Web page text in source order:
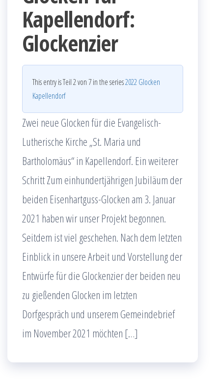
Kapellendorf:
Glockenzier
This entry is Teil 2 von 7 in the series2022 Glocken
Kapellendorf
Zwei neue Glocken für die Evangelisch-
Lutherische Kirche „St. Maria und
Bartholomäus“ in Kapellendorf. Ein weiterer
Schritt Zum einhundertjährigen Jubiläum der
beiden Eisenhartguss-Glocken am 3. Januar
2021 haben wir unser Projekt begonnen.
Seitdem ist viel geschehen. Nach dem letzten
Einblick in unsere Arbeit und Vorstellung der
Entwürfe für die Glockenzier der beiden neu
zu gießenden Glocken im letzten
Dorfgespräch und unserem Gemeindebrief
im November 2021 möchten […]